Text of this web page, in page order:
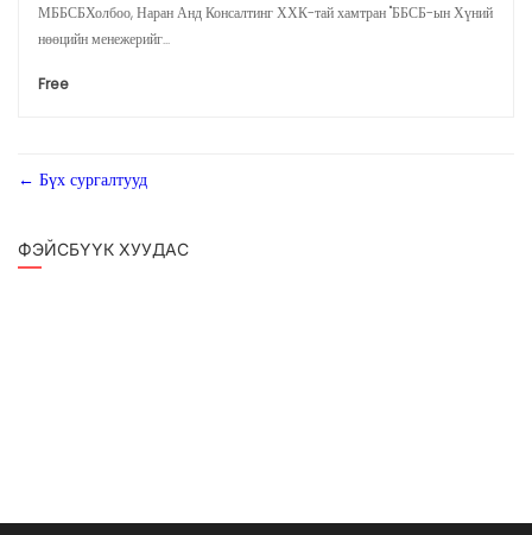
МББСБХолбоо, Наран Анд Консалтинг ХХК-тай хамтран "ББСБ-ын Хүний
нөөцийн менежерийг...
Free
Бүх сургалтууд
ФЭЙСБҮҮК ХУУДАС